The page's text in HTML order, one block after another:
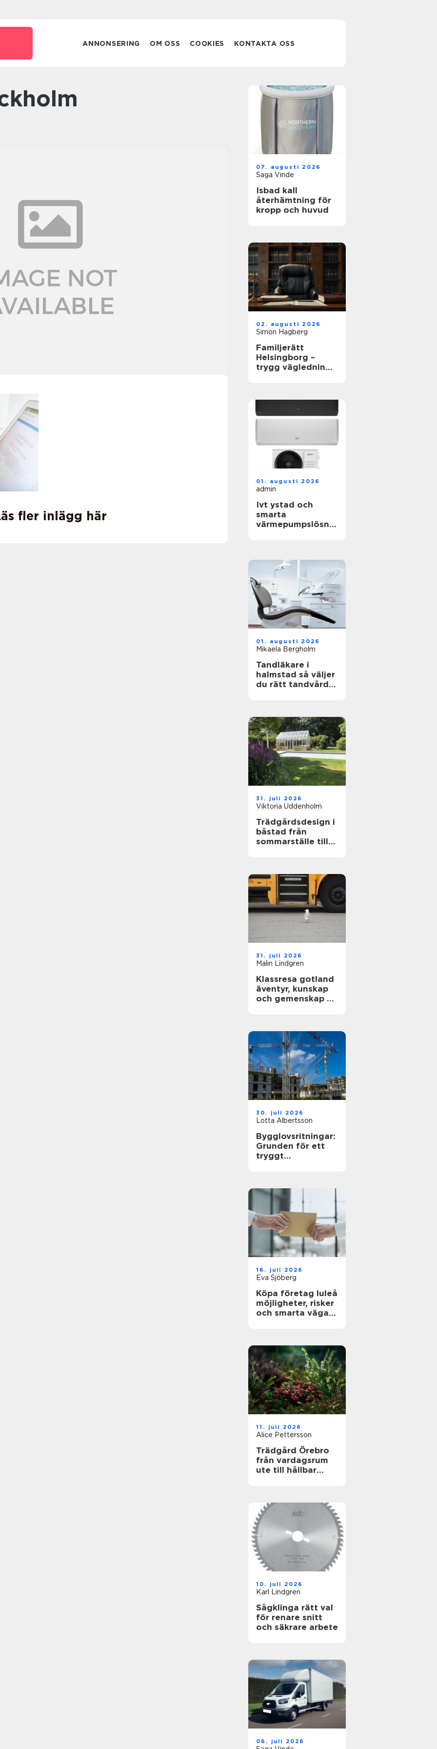
ANNONSERING OM OSS COOKIES KONTAKTA OSS
fler inlägg här
07. augusti 2026
Saga Vinde
Isbad kall
återhämtning för
kropp och huvud
02. augusti 2026
Simon Hagberg
Familjerätt
Helsingborg –
trygg vägledning i
01. augusti 2026
admin
Ivt ystad och
smarta
värmepumpslösnin
01. augusti 2026
Mikaela Bergholm
Tandläkare i
halmstad så väljer
du rätt tandvård
31. juli 2026
Viktoria Uddenholm
Trädgårdsdesign i
båstad från
sommarställe till
31. juli 2026
Malin Lindgren
Klassresa gotland
äventyr, kunskap
och gemenskap på
30. juli 2026
Lotta Albertsson
Bygglovsritningar:
Grunden för ett
tryggt
16. juli 2026
Eva Sjöberg
Köpa företag luleå
möjligheter, risker
och smarta vägar
11. juli 2026
Alice Pettersson
Trädgård Örebro
från vardagsrum
ute till hållbar
10. juli 2026
Karl Lindgren
Sågklinga rätt val
för renare snitt
och säkrare arbete
06. juli 2026